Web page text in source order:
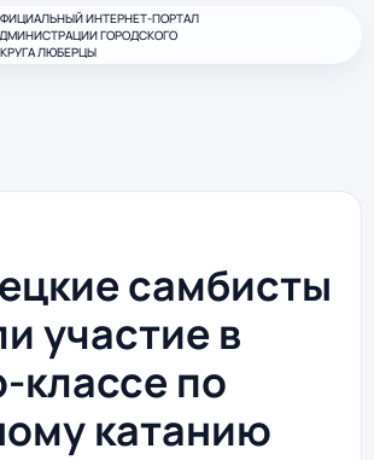
ИНТЕРНЕТ-ПОРТАЛ
ГОРОДСКОГО
ЛЮБЕРЦЫ
самбисты
участие в
классе по
катанию